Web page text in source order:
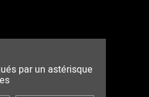
par un astérisque